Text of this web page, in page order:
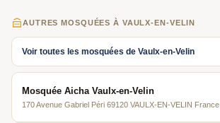
AUTRES MOSQUÉES À VAULX-EN-VELIN
Voir toutes les mosquées de Vaulx-en-Velin
Mosquée Aicha Vaulx-en-Velin
170 Avenue Gabriel Péri 69120 VAULX-EN-VELIN France